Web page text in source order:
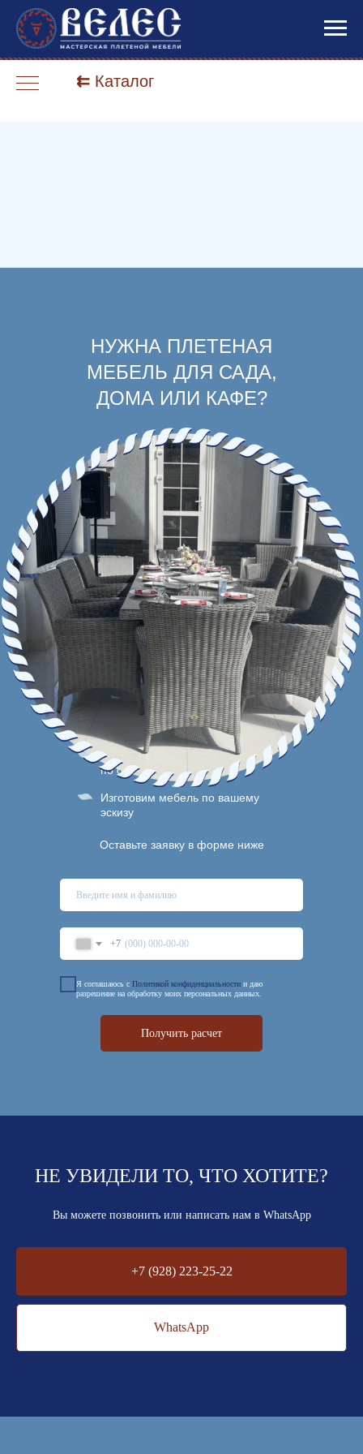
⇇ Каталог
НУЖНА ПЛЕТЕНАЯ
МЕБЕЛЬ ДЛЯ САДА,
ДОМА ИЛИ КАФЕ?
Оставьте заявку в форме ниже
+7
Я соглашаюсь с Политикой конфиденциальности и даю
разрешение на обработку моих персональных данных.
Получить расчет
Подберем лучшие варианты
по оптимальной цене
Изготовим мебель по вашему
эскизу
НЕ УВИДЕЛИ ТО, ЧТО ХОТИТЕ?
Вы можете позвонить или написать нам в WhatsApp
+7 (928) 223-25-22
WhatsApp